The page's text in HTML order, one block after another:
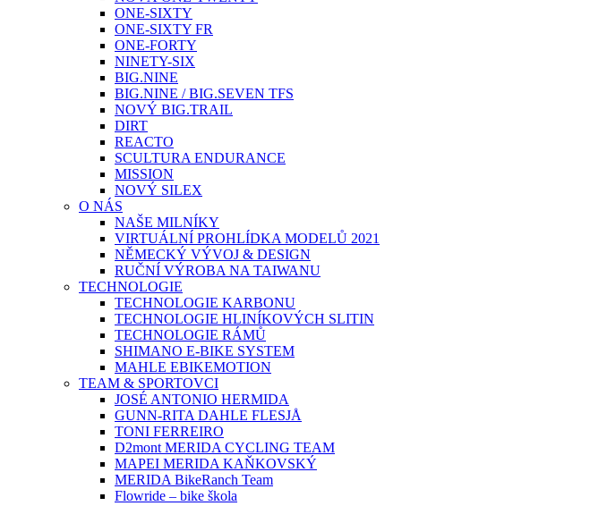
ONE-SIXTY
ONE-SIXTY FR
ONE-FORTY
NINETY-SIX
BIG.NINE
BIG.NINE / BIG.SEVEN TFS
NOVÝ BIG.TRAIL
DIRT
REACTO
SCULTURA ENDURANCE
MISSION
NOVÝ SILEX
O NÁS
NAŠE MILNÍKY
VIRTUÁLNÍ PROHLÍDKA MODELŮ 2021
NĚMECKÝ VÝVOJ & DESIGN
RUČNÍ VÝROBA NA TAIWANU
TECHNOLOGIE
TECHNOLOGIE KARBONU
TECHNOLOGIE HLINÍKOVÝCH SLITIN
TECHNOLOGIE RÁMŮ
SHIMANO E-BIKE SYSTEM
MAHLE EBIKEMOTION
TEAM & SPORTOVCI
JOSÉ ANTONIO HERMIDA
GUNN-RITA DAHLE FLESJÅ
TONI FERREIRO
D2mont MERIDA CYCLING TEAM
MAPEI MERIDA KAŇKOVSKÝ
MERIDA BikeRanch Team
Flowride – bike škola